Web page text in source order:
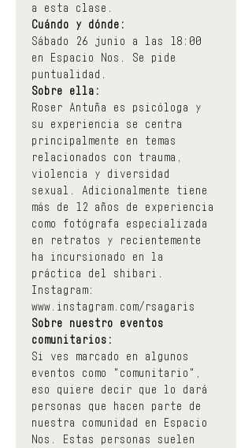
a esta clase.
Cuándo y dónde:
Sábado 26 junio a las 18:00
en Espacio Nos. Se pide
puntualidad.
Sobre ella:
Roser Antuña es psicóloga y
su experiencia se centra
principalmente en temas
relacionados con trauma,
violencia y diversidad
sexual. Adicionalmente tiene
más de 12 años de experiencia
como fotógrafa especializada
en retratos y recientemente
ha incursionado en la
práctica del shibari.
Instagram:
www.instagram.com/rsagaris
Sobre nuestro eventos
comunitarios:
Si ves marcado en algunos
eventos como "comunitario",
eso quiere decir que lo dará
personas que hacen parte de
nuestra comunidad en Espacio
Nos. Estas personas suelen